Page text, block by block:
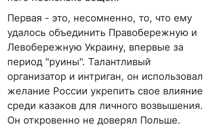
Первая - это, несомненно, то, что ему
удалось объединить Правобережную и
Левобережную Украину, впервые за
период "руины". Талантливый
организатор и интриган, он использовал
желание России укрепить свое влияние
среди казаков для личного возвышения.
Он откровенно не доверял Польше.